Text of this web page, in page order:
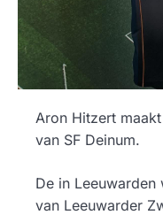
Aron Hitzert
van SF Deinum.
De in
van Leeuwarder